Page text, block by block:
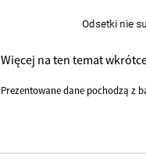
Więcej na ten temat
Prezentowane dane pochodzą z